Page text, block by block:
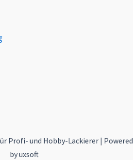
Profi- und Hobby-Lackierer | Powered
by uxsoft